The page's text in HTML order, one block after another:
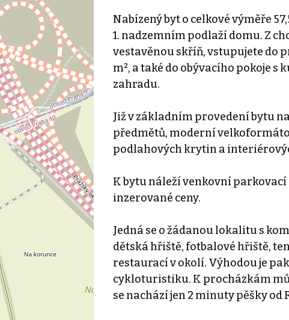
Nabízený byt o celkové výměře
1. nadzemním podlaží domu. Z
vestavěnou skříň, vstupujete do
m², a také do obývacího pokoje
zahradu.
Již v základním provedení bytu
předmětů, moderní
podlahových krytin a
K bytu náleží venkovní
inzerované ceny.
Jedná se o žádanou lokalitu s
dětská hřiště, fotbalové hřiště,
restaurací v okolí. Výhodou je
cykloturistiku. K procházkám
se nachází jen 2 minuty pěšky od